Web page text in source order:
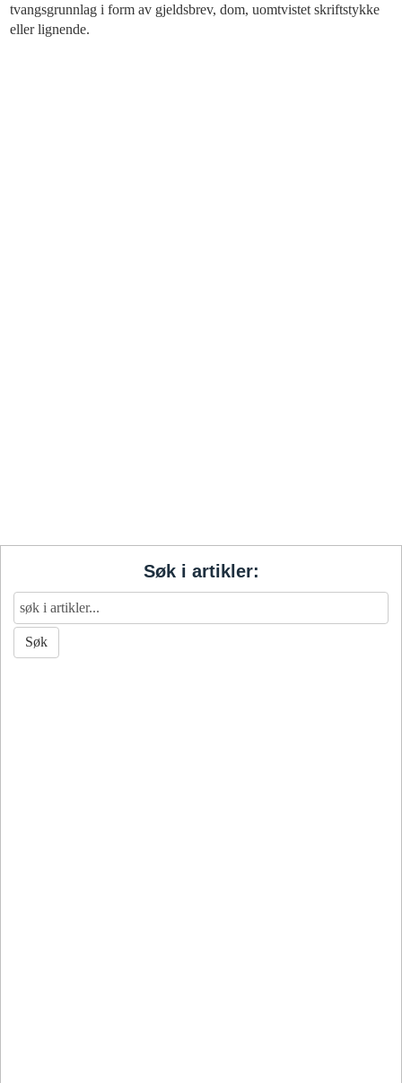
tvangsgrunnlag i form av gjeldsbrev, dom, uomtvistet skriftstykke
eller lignende.
Søk i artikler: